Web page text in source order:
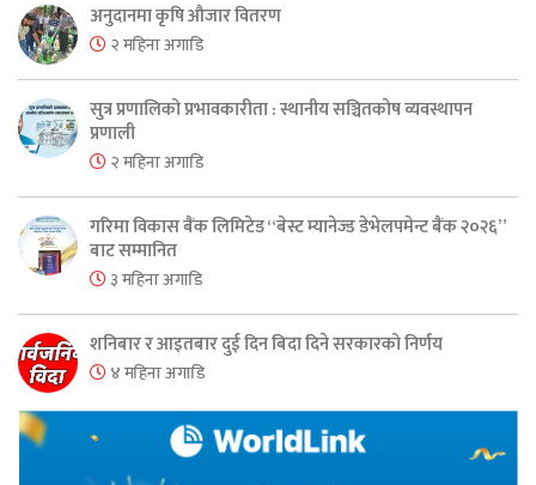
अनुदानमा कृषि औजार वितरण
२ महिना अगाडि
सुत्र प्रणालिको प्रभावकारीता : स्थानीय सञ्चितकोष व्यवस्थापन
प्रणाली
२ महिना अगाडि
गरिमा विकास बैंक लिमिटेड “बेस्ट म्यानेज्ड डेभेलपमेन्ट बैंक २०२६”
बाट सम्मानित
३ महिना अगाडि
शनिबार र आइतबार दुई दिन बिदा दिने सरकारको निर्णय
४ महिना अगाडि